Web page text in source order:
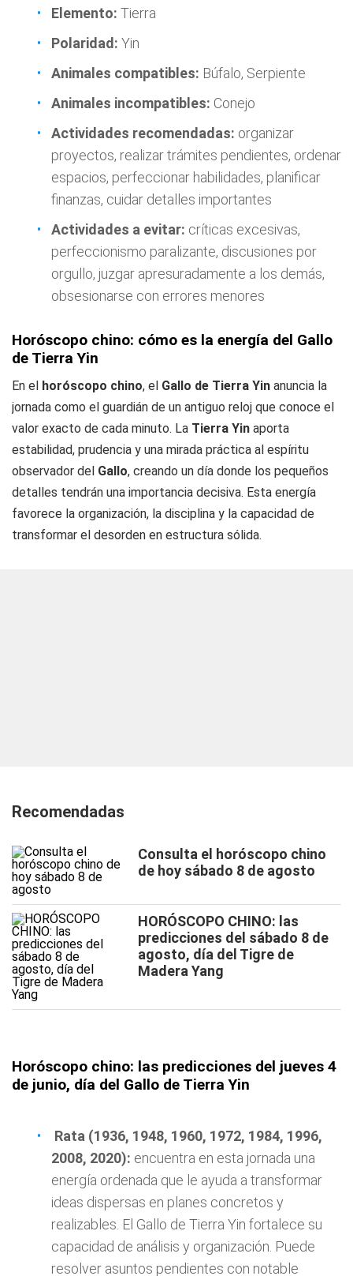
Elemento: Tierra
Polaridad: Yin
Animales compatibles: Búfalo, Serpiente
Animales incompatibles: Conejo
Actividades recomendadas: organizar
proyectos, realizar trámites pendientes, ordenar
espacios, perfeccionar habilidades, planificar
finanzas, cuidar detalles importantes
Actividades a evitar: críticas excesivas,
perfeccionismo paralizante, discusiones por
orgullo, juzgar apresuradamente a los demás,
obsesionarse con errores menores
Horóscopo chino: cómo es la energía del Gallo
de Tierra Yin
En el horóscopo chino, el Gallo de Tierra Yin anuncia la
jornada como el guardián de un antiguo reloj que conoce el
valor exacto de cada minuto. La Tierra Yin aporta
estabilidad, prudencia y una mirada práctica al espíritu
observador del Gallo, creando un día donde los pequeños
detalles tendrán una importancia decisiva. Esta energía
favorece la organización, la disciplina y la capacidad de
transformar el desorden en estructura sólida.
Recomendadas
Consulta el horóscopo chino
de hoy sábado 8 de agosto
HORÓSCOPO CHINO: las
predicciones del sábado 8 de
agosto, día del Tigre de
Madera Yang
Horóscopo chino: las predicciones del jueves 4
de junio, día del Gallo de Tierra Yin
Rata (1936, 1948, 1960, 1972, 1984, 1996,
2008, 2020): encuentra en esta jornada una
energía ordenada que le ayuda a transformar
ideas dispersas en planes concretos y
realizables. El Gallo de Tierra Yin fortalece su
capacidad de análisis y organización. Puede
resolver asuntos pendientes con notable